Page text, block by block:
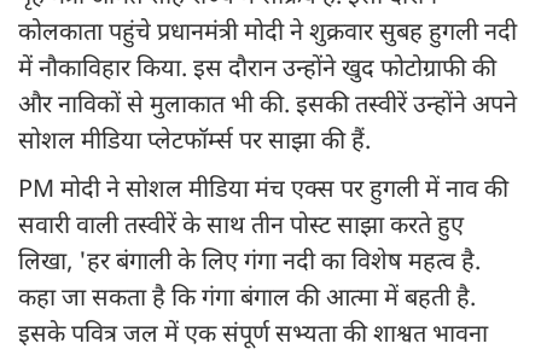
कोलकाता पहुंचे प्रधानमंत्री मोदी ने शुक्रवार सुबह हुगली नदी
में नौकाविहार किया. इस दौरान उन्होंने खुद फोटोग्राफी की
और नाविकों से मुलाकात भी की. इसकी तस्वीरें उन्होंने अपने
सोशल मीडिया प्लेटफॉर्म्स पर साझा की हैं.
PM मोदी ने सोशल मीडिया मंच एक्स पर हुगली में नाव की
सवारी वाली तस्वीरें के साथ तीन पोस्ट साझा करते हुए
लिखा, 'हर बंगाली के लिए गंगा नदी का विशेष महत्व है.
कहा जा सकता है कि गंगा बंगाल की आत्मा में बहती है.
इसके पवित्र जल में एक संपूर्ण सभ्यता की शाश्वत भावना